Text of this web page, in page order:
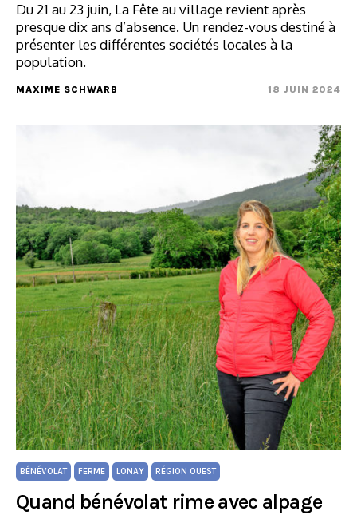
Du 21 au 23 juin, La Fête au village revient après
presque dix ans d’absence. Un rendez-vous destiné à
présenter les différentes sociétés locales à la
population.
MAXIME SCHWARB 18 JUIN 2024
BÉNÉVOLAT FERME LONAY RÉGION OUEST
Quand bénévolat rime avec alpage